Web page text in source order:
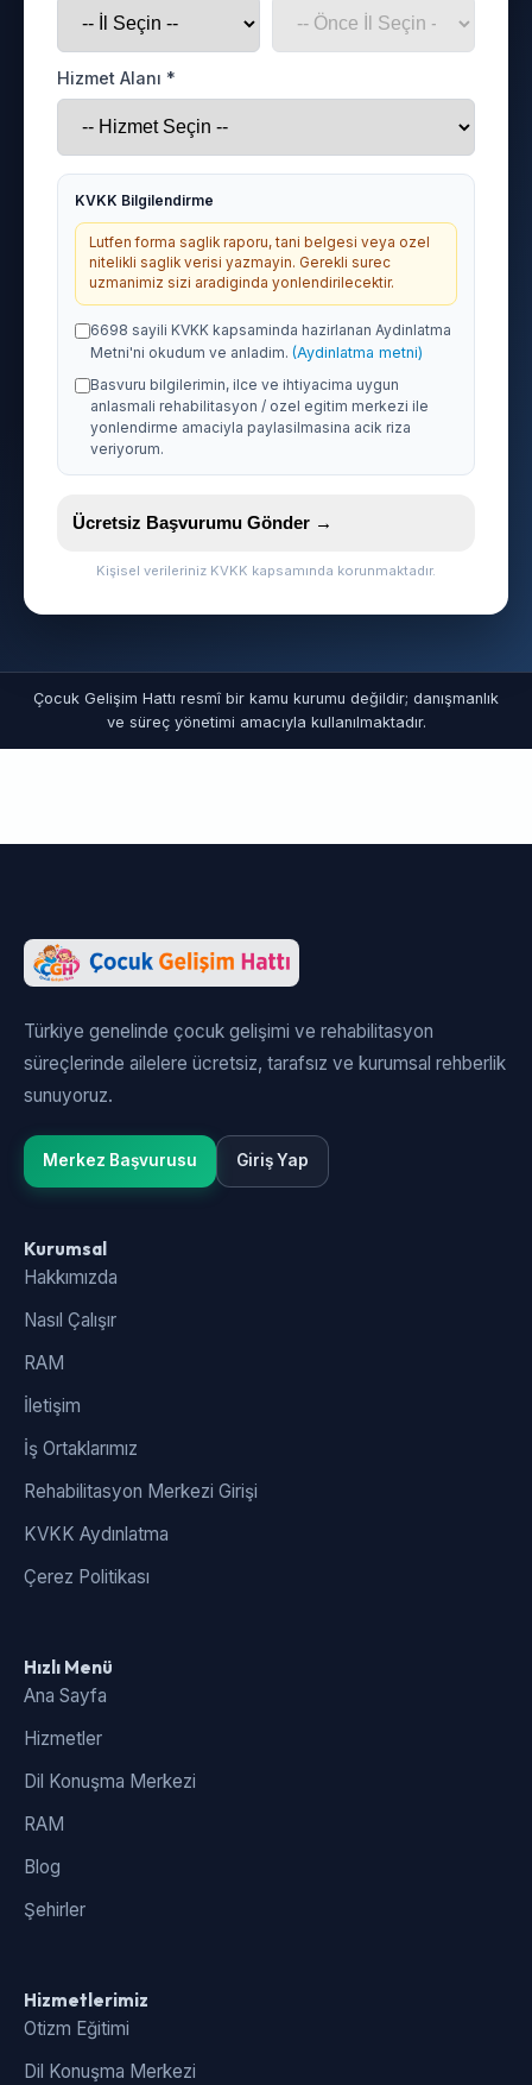
Hizmet Alanı *
KVKK Bilgilendirme
Lutfen forma saglik raporu, tani belgesi veya ozel
nitelikli saglik verisi yazmayin. Gerekli surec
uzmanimiz sizi aradiginda yonlendirilecektir.
6698 sayili KVKK kapsaminda hazirlanan Aydinlatma
Metni'ni okudum ve anladim. (Aydinlatma metni)
Basvuru bilgilerimin, ilce ve ihtiyacima uygun
anlasmali rehabilitasyon / ozel egitim merkezi ile
yonlendirme amaciyla paylasilmasina acik riza
veriyorum.
Ücretsiz Başvurumu Gönder →
Kişisel verileriniz KVKK kapsamında korunmaktadır.
Çocuk Gelişim Hattı resmî bir kamu kurumu değildir; danışmanlık
ve süreç yönetimi amacıyla kullanılmaktadır.
Türkiye genelinde çocuk gelişimi ve rehabilitasyon
süreçlerinde ailelere ücretsiz, tarafsız ve kurumsal rehberlik
sunuyoruz.
Merkez Başvurusu Giriş Yap
Kurumsal
Hakkımızda
Nasıl Çalışır
RAM
İletişim
İş Ortaklarımız
Rehabilitasyon Merkezi Girişi
KVKK Aydınlatma
Çerez Politikası
Hızlı Menü
Ana Sayfa
Hizmetler
Dil Konuşma Merkezi
RAM
Blog
Şehirler
Hizmetlerimiz
Otizm Eğitimi
Dil Konuşma Merkezi